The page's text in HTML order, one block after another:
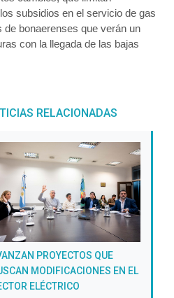
subsidios en el servicio de gas
de bonaerenses que verán un
con la llegada de las bajas
RELACIONADAS
PROYECTOS QUE
MODIFICACIONES EN EL
ELÉCTRICO